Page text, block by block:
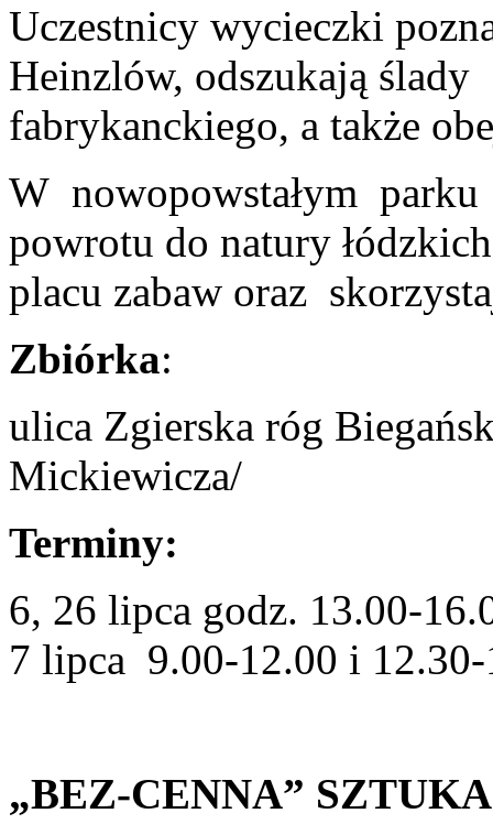
Uczestnicy wycieczki
Heinzlów, odszukają ślady
fabrykanckiego, a także
W nowopowstałym parku
powrotu do natury
placu zabaw oraz
Zbiórka:
ulica Zgierska róg
Mickiewicza/
Terminy:
6, 26 lipca godz. 13.00-
7 lipca 9.00-12.00 i
„BEZ-CENNA” SZTUKA